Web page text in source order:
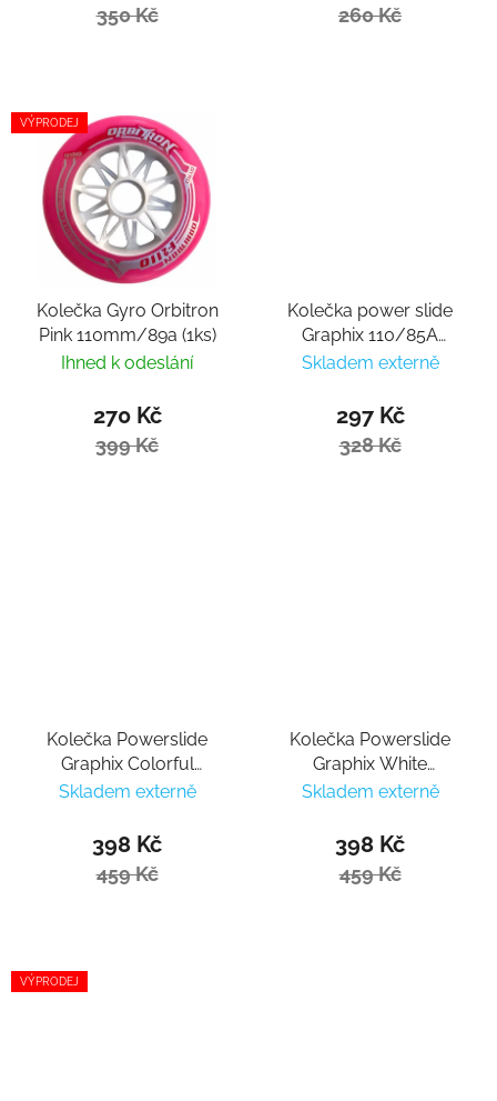
350 Kč 260 Kč
VÝPRODEJ
Kolečka Gyro Orbitron
Pink 110mm/89a (1ks)
Ihned k odeslání
270 Kč
399 Kč
Kolečka power slide
Graphix 110/85A
without LED (1 ks)
Skladem externě
297 Kč
328 Kč
Kolečka Powerslide
Graphix Colorful
110mm/85a (1ks)
Skladem externě
398 Kč
459 Kč
Kolečka Powerslide
Graphix White
110mm/85a (1ks)
Skladem externě
398 Kč
459 Kč
VÝPRODEJ